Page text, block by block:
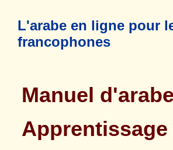
L'arabe en ligne pour
francophones
Manuel d'arabe